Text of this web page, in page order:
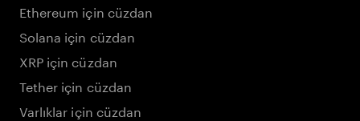
Ethereum için cüzdan
Solana için cüzdan
XRP için cüzdan
Tether için cüzdan
Varlıklar için cüzdan